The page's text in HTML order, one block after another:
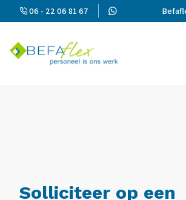
06 - 22 06 81 67
Solliciteer op een